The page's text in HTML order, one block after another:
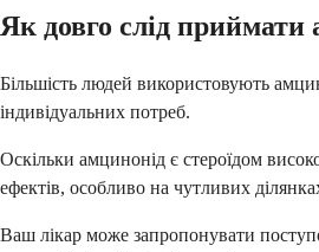
Як довго слід приймати
Більшість людей використовують
індивідуальних потреб.
Оскільки амцинонід є стероїдом
ефектів, особливо на чутливих
Ваш лікар може запропонувати